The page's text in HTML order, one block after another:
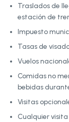
Traslados de
estación de
Impuesto
Tasas de
Vuelos
Comidas no
bebidas
Visitas
Cualquier